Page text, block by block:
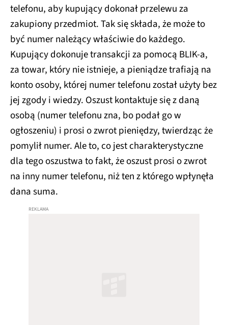
telefonu, aby kupujący dokonał przelewu za
zakupiony przedmiot. Tak się składa, że może to
być numer należący właściwie do każdego.
Kupujący dokonuje transakcji za pomocą BLIK-a,
za towar, który nie istnieje, a pieniądze trafiają na
konto osoby, której numer telefonu został użyty bez
jej zgody i wiedzy. Oszust kontaktuje się z daną
osobą (numer telefonu zna, bo podał go w
ogłoszeniu) i prosi o zwrot pieniędzy, twierdząc że
pomylił numer. Ale to, co jest charakterystyczne
dla tego oszustwa to fakt, że oszust prosi o zwrot
na inny numer telefonu, niż ten z którego wpłynęła
dana suma.